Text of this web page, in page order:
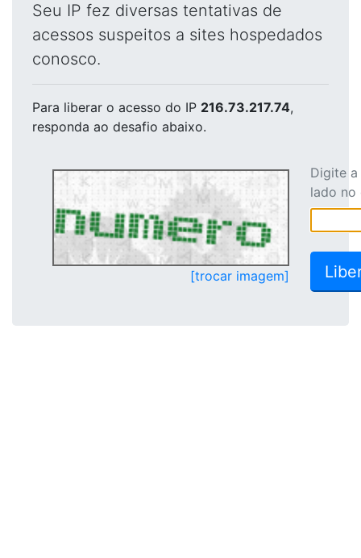
Seu IP fez diversas tentativas de
acessos suspeitos a sites hospedados
conosco.
Para liberar o acesso do IP 216.73.217.74,
responda ao desafio abaixo.
[trocar imagem]
Digite
lado no